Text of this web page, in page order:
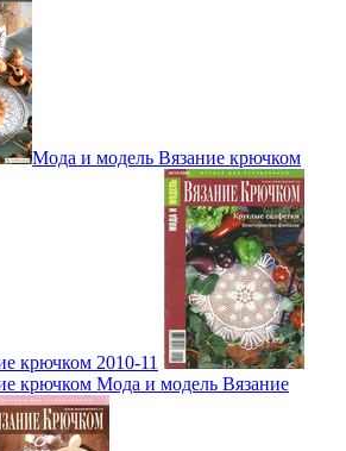
Мода и модель Вязание крючком
крючком 2010-11
крючком Мода и модель Вязание